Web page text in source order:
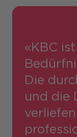
«KBC
Die
und die